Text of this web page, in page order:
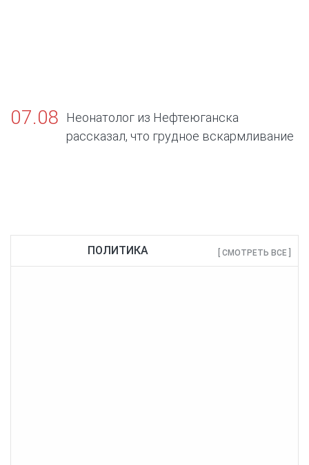
07.08
Неонатолог из Нефтеюганска
рассказал, что грудное вскармливание
ПОЛИТИКА [ СМОТРЕТЬ ВСЕ ]